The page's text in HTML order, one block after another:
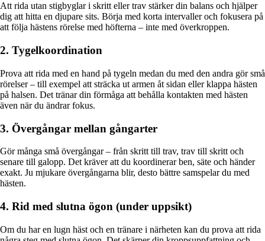
Att rida utan stigbyglar i skritt eller trav stärker din balans och hjälper
dig att hitta en djupare sits. Börja med korta intervaller och fokusera på
att följa hästens rörelse med höfterna – inte med överkroppen.
2. Tygelkoordination
Prova att rida med en hand på tygeln medan du med den andra gör små
rörelser – till exempel att sträcka ut armen åt sidan eller klappa hästen
på halsen. Det tränar din förmåga att behålla kontakten med hästen
även när du ändrar fokus.
3. Övergångar mellan gångarter
Gör många små övergångar – från skritt till trav, trav till skritt och
senare till galopp. Det kräver att du koordinerar ben, säte och händer
exakt. Ju mjukare övergångarna blir, desto bättre samspelar du med
hästen.
4. Rid med slutna ögon (under uppsikt)
Om du har en lugn häst och en tränare i närheten kan du prova att rida